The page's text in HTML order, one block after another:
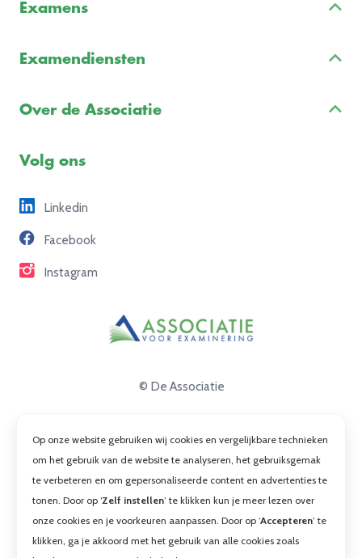
Examens
Examenreglement
Examendiensten
Over de Associatie
Freelance opdrachten
Partners
Contact
Volg ons
Linkedin
Facebook
Instagram
© De Associatie
Cookies
Algemene voorwaarden
Op onze website gebruiken wij cookies en vergelijkbare technieken
om het gebruik van de website te analyseren, het gebruiksgemak
te verbeteren en om gepersonaliseerde content en advertenties te
tonen. Door op ‘Zelf instellen’ te klikken kun je meer lezen over
onze cookies en je voorkeuren aanpassen. Door op ‘Accepteren’ te
klikken, ga je akkoord met het gebruik van alle cookies zoals